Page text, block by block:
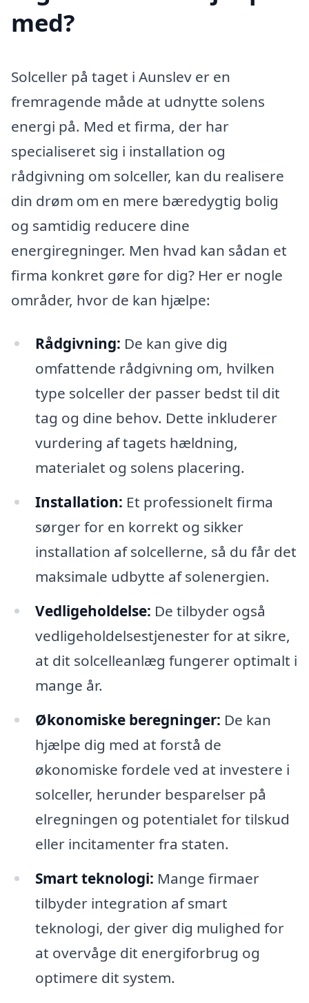
med?
Solceller på taget i Aunslev er en
fremragende måde at udnytte solens
energi på. Med et firma, der har
specialiseret sig i installation og
rådgivning om solceller, kan du realisere
din drøm om en mere bæredygtig bolig
og samtidig reducere dine
energiregninger. Men hvad kan sådan et
firma konkret gøre for dig? Her er nogle
områder, hvor de kan hjælpe:
Rådgivning: De kan give dig
omfattende rådgivning om, hvilken
type solceller der passer bedst til dit
tag og dine behov. Dette inkluderer
vurdering af tagets hældning,
materialet og solens placering.
Installation: Et professionelt firma
sørger for en korrekt og sikker
installation af solcellerne, så du får det
maksimale udbytte af solenergien.
Vedligeholdelse: De tilbyder også
vedligeholdelsestjenester for at sikre,
at dit solcelleanlæg fungerer optimalt i
mange år.
Økonomiske beregninger: De kan
hjælpe dig med at forstå de
økonomiske fordele ved at investere i
solceller, herunder besparelser på
elregningen og potentialet for tilskud
eller incitamenter fra staten.
Smart teknologi: Mange firmaer
tilbyder integration af smart
teknologi, der giver dig mulighed for
at overvåge dit energiforbrug og
optimere dit system.